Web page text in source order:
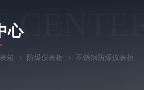
心
箱 防爆仪表柜 不锈钢防爆仪表柜